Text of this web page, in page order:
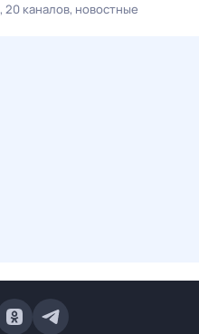
20 каналов новостные